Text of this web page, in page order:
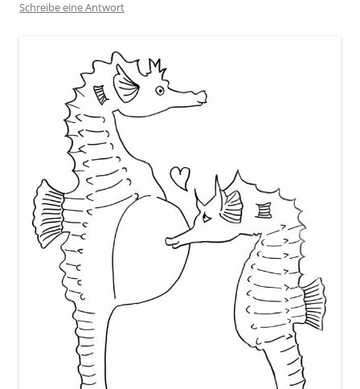
Schreibe eine Antwort